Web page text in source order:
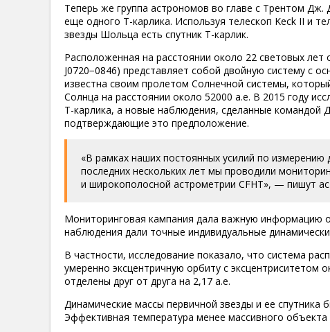
Теперь же группа астрономов во главе с Трентом
еще одного Т-карлика. Используя телескоп Keck II и
звезды Шольца есть спутник T-карлик.
Расположенная на расстоянии около 22 световых лет
J0720−0846) представляет собой двойную систему с
известна своим пролетом Солнечной системы,
Солнца на расстоянии около 52000 а.е. В 2015 году
T-карлика, а новые наблюдения, сделанные командой
подтверждающие это предположение.
«В рамках наших постоянных усилий по измерению
последних нескольких лет мы проводили
и широкополосной астрометрии CFHT», — пишут
Мониторинговая кампания дала важную информацию
наблюдения дали точные индивидуальные
В частности, исследование показало, что система
умеренно эксцентричную орбиту с
отделены друг от друга на 2,17 а.е.
Динамические массы первичной звезды и ее
Эффективная температура менее массивного